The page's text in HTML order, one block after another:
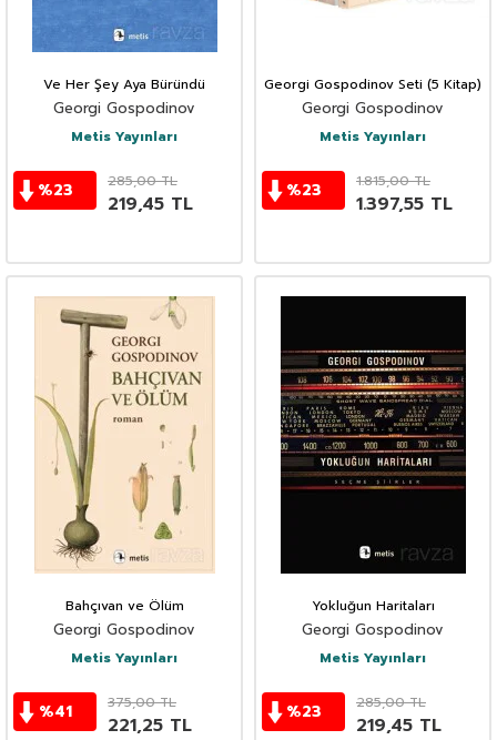
Ve Her Şey Aya Büründü
Georgi Gospodinov
Metis Yayınları
%23 285,00TL
219,45 TL
Georgi Gospodinov Seti (5 Kitap)
Georgi Gospodinov
Metis Yayınları
%23 1.815,00TL
1.397,55 TL
Bahçıvan ve Ölüm
Georgi Gospodinov
Metis Yayınları
%41 375,00TL
221,25 TL
Yokluğun Haritaları
Georgi Gospodinov
Metis Yayınları
%23 285,00TL
219,45 TL